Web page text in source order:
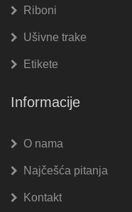
Riboni
Ušivne trake
Etikete
Informacije
O nama
Najčešća pitanja
Kontakt